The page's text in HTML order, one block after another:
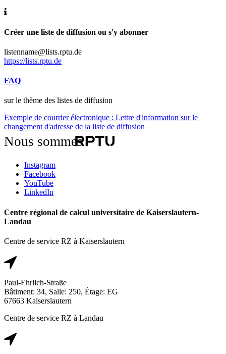
Créer une liste de diffusion ou s'y abonner
listenname@lists.rptu.de
https://lists.rptu.de
FAQ
sur le thème des listes de diffusion
Exemple de courrier électronique : Lettre d'information sur le
changement d'adresse de la liste de diffusion
Nous sommes
Instagram
Facebook
YouTube
LinkedIn
Centre régional de calcul universitaire de Kaiserslautern-
Landau
Centre de service RZ à Kaiserslautern
Paul-Ehrlich-Straße
Bâtiment: 34, Salle: 250, Étage: EG
67663 Kaiserslautern
Centre de service RZ à Landau